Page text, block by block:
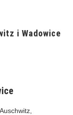
i Wadowice